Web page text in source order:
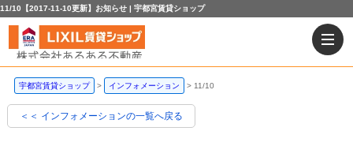
11/10【2017-11-10更新】お知らせ | 宇都宮賃貸ショップ
宇都宮賃貸ショップ インフォメーション 11/10
＜＜ インフォメーションの一覧へ戻る